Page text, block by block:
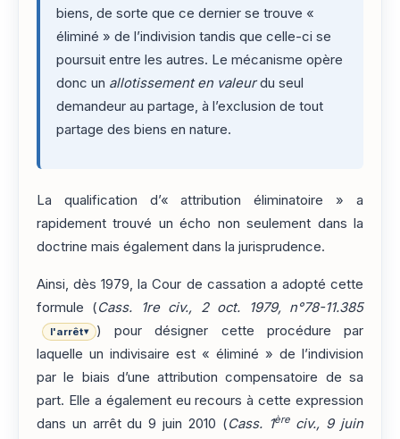
biens, de sorte que ce dernier se trouve «
éliminé » de l’indivision tandis que celle-ci se
poursuit entre les autres. Le mécanisme opère
donc un allotissement en valeurdu seul
demandeur au partage, à l’exclusion de tout
partage des biens en nature.
La qualification d’« attribution éliminatoire » a
rapidement trouvé un écho non seulement dans la
doctrine mais également dans la jurisprudence.
Ainsi, dès 1979, la Cour de cassation a adopté cette
formule (Cass. 1re civ., 2 oct. 1979, n°78-11.385
l'arrêt▾
) pour désigner cette procédure par
laquelle un indivisaire est « éliminé » de l’indivision
par le biais d’une attribution compensatoire de sa
part. Elle a également eu recours à cette expression
dans un arrêt du 9 juin 2010 (Cass. 1èreciv., 9 juin